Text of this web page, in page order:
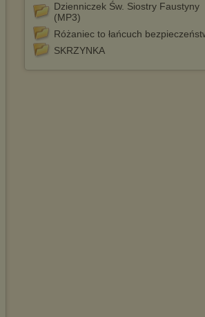
Dzienniczek Św. Siostry Faustyny
(MP3)
Różaniec to łańcuch
SKRZYNKA